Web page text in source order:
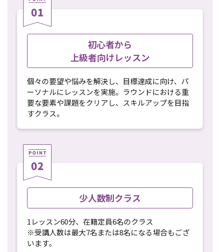
初心者から
上級者向けレッスン
個々の要望や悩みを解決し、目標達成に向け、パ
ーソナルにレッスンを実施。ラウンドにおける重
要な要素や課題をクリアし、スキルアップを目指
すクラス。
少人数制クラス
1レッスン60分、在籍定員6名のクラス
※受講人数は最大7名または8名になる場合もござ
います。